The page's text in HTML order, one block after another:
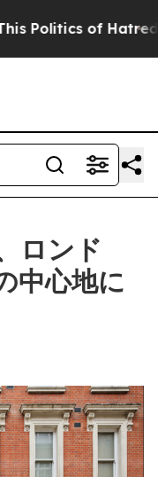
of Hatred” The
ロンド
中心地に